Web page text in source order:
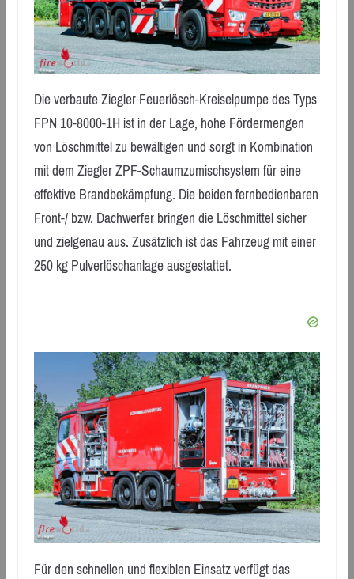
Die verbaute Ziegler Feuerlösch-Kreiselpumpe des Typs
FPN 10-8000-1H ist in der Lage, hohe Fördermengen
von Löschmittel zu bewältigen und sorgt in Kombination
mit dem Ziegler ZPF-Schaumzumischsystem für eine
effektive Brandbekämpfung. Die beiden fernbedienbaren
Front-/ bzw. Dachwerfer bringen die Löschmittel sicher
und zielgenau aus. Zusätzlich ist das Fahrzeug mit einer
250 kg Pulverlöschanlage ausgestattet.
Für den schnellen und flexiblen Einsatz verfügt das